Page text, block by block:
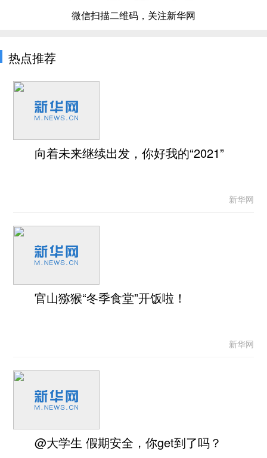
微信扫描二维码，关注新华网
热点推荐
向着未来继续出发，你好我的“2021”
新华网
官山猕猴“冬季食堂”开饭啦！
新华网
@大学生 假期安全，你get到了吗？